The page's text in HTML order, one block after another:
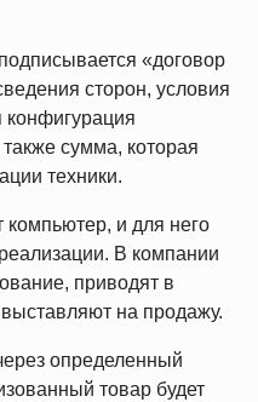
«договор
сторон, условия
конфигурация
сумма, которая
техники.
компьютер, и для него
В компании
приводят в
на продажу.
определенный
товар будет